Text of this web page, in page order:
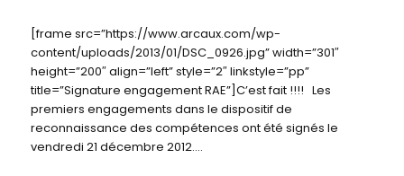
[frame src=”https://www.arcaux.com/wp-
content/uploads/2013/01/DSC_0926.jpg” width=”301″
height=”200″ align=”left” style=”2″ linkstyle=”pp”
title=”Signature engagement RAE”]C’est fait !!!! Les
premiers engagements dans le dispositif de
reconnaissance des compétences ont été signés le
vendredi 21 décembre 2012.…